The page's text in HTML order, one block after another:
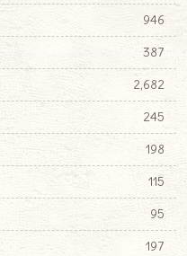
946
387
2,682
245
198
115
95
197